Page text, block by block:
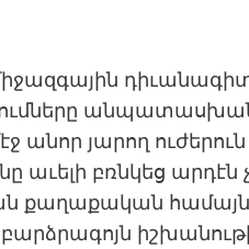
յա­րող ու­ժե­րուն
աւե­լի բռնկեց
քա­ղաքա­կան